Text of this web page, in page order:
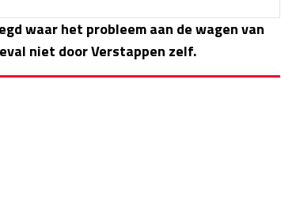
waar het probleem aan de wagen van
niet door Verstappen zelf.